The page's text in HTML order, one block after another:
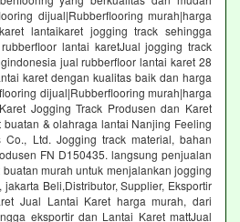
dijual|Rubberflooring murah|harga
lantaikaret jogging track sehingga
lantai karetJual jogging track
jual rubberfloor lantai karet 28
karet dengan kualitas baik dan harga
dijual|Rubberflooring murah|harga
Jogging Track Produsen dan Karet
& olahraga lantai Nanjing Feeling
Co., Ltd. Jogging track material, bahan
FN D150435. langsung penjualan
murah untuk menjalankan jogging
Beli,Distributor, Supplier, Eksportir
Jual Lantai Karet harga murah, dari
eksportir dan Lantai Karet mattJual